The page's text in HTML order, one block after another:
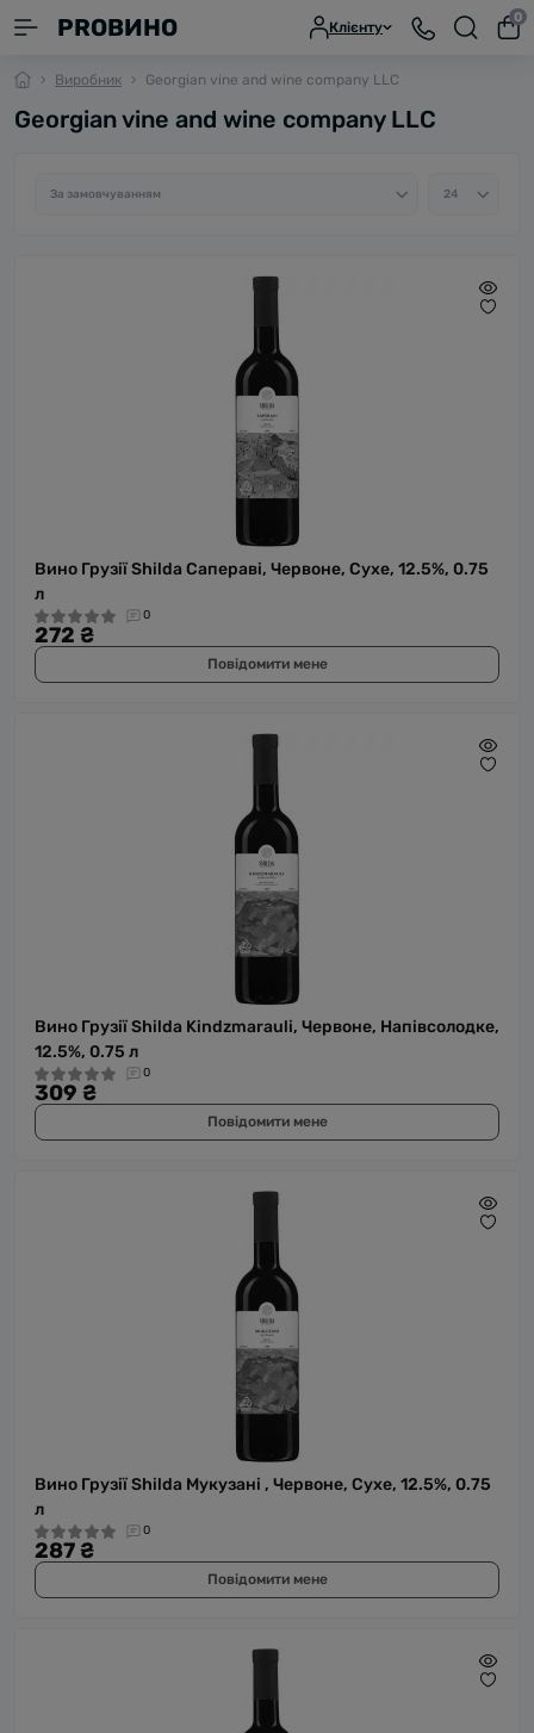
PROВИНО Клієнту
0
Виробник Georgian vine and wine company LLC
Georgian vine and wine company LLC
Вино Грузії Shilda Сапераві, Червоне, Сухе, 12.5%, 0.75
л
0
272 ₴
Повідомити мене
Вино Грузії Shilda Kindzmarauli, Червоне, Напівсолодке,
12.5%, 0.75 л
0
309 ₴
Повідомити мене
Вино Грузії Shilda Мукузані , Червоне, Сухе, 12.5%, 0.75
л
0
287 ₴
Повідомити мене